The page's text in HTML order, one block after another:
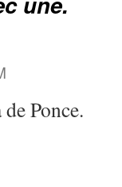
Ponce.